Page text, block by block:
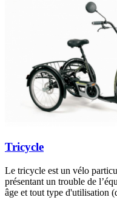
Tricycle
Le tricycle est un vélo
présentant un trouble de
âge et tout type d'utilisation